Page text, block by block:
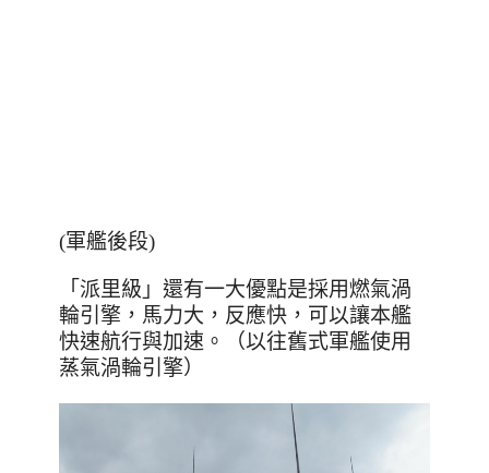
(軍艦後段)
「派里級」還有一大優點是採用燃氣渦
輪引擎，馬力大，反應快，可以讓本艦
快速航行與加速。（以往舊式軍艦使用
蒸氣渦輪引擎）